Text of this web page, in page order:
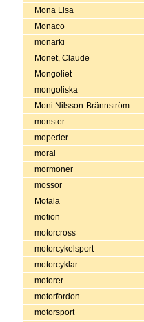
Mona Lisa
Monaco
monarki
Monet, Claude
Mongoliet
mongoliska
Moni Nilsson-Brännström
monster
mopeder
moral
mormoner
mossor
Motala
motion
motorcross
motorcykelsport
motorcyklar
motorer
motorfordon
motorsport